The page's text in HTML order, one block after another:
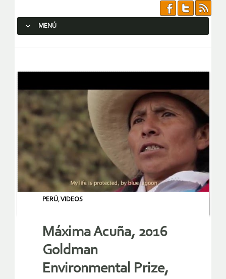
MENÚ
PERÚ,VIDEOS
Máxima Acuña, 2016
Goldman
Environmental Prize,